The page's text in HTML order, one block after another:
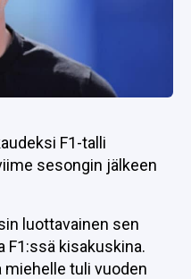
F1-talli
sesongin jälkeen
luottavainen sen
F1:ssä kisakuskina.
miehelle tuli vuoden